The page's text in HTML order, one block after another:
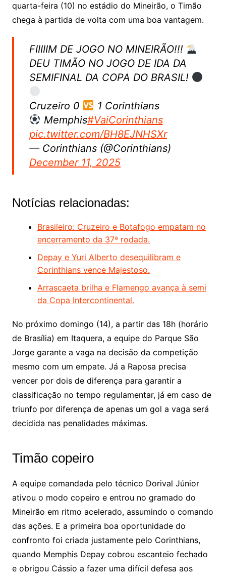
quarta-feira (10) no estádio do Mineirão, o Timão
chega à partida de volta com uma boa vantagem.
FIIIIIM DE JOGO NO MINEIRÃO!!!
DEU TIMÃO NO JOGO DE IDA DA
SEMIFINAL DA COPA DO BRASIL!
Cruzeiro 0
1 Corinthians
Memphis#VaiCorinthians
pic.twitter.com/BH8EJNHSXr
— Corinthians (@Corinthians)
December 11, 2025
Notícias relacionadas:
Brasileiro: Cruzeiro e Botafogo empatam no
encerramento da 37ª rodada.
Depay e Yuri Alberto desequilibram e
Corinthians vence Majestoso.
Arrascaeta brilha e Flamengo avança à semi
da Copa Intercontinental.
No próximo domingo (14), a partir das 18h (horário
de Brasília) em Itaquera, a equipe do Parque São
Jorge garante a vaga na decisão da competição
mesmo com um empate. Já a Raposa precisa
vencer por dois de diferença para garantir a
classificação no tempo regulamentar, já em caso de
triunfo por diferença de apenas um gol a vaga será
decidida nas penalidades máximas.
Timão copeiro
A equipe comandada pelo técnico Dorival Júnior
ativou o modo copeiro e entrou no gramado do
Mineirão em ritmo acelerado, assumindo o comando
das ações. E a primeira boa oportunidade do
confronto foi criada justamente pelo Corinthians,
quando Memphis Depay cobrou escanteio fechado
e obrigou Cássio a fazer uma difícil defesa aos